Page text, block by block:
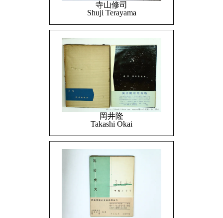
寺山修司
Shuji Terayama
岡井隆
Takashi Okai